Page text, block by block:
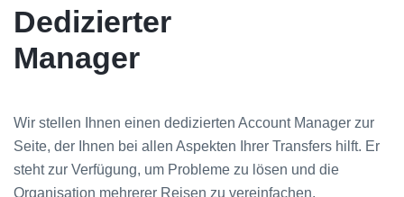
Dedizierter
Manager
Wir stellen Ihnen einen dedizierten Account Manager zur
Seite, der Ihnen bei allen Aspekten Ihrer Transfers hilft. Er
steht zur Verfügung, um Probleme zu lösen und die
Organisation mehrerer Reisen zu vereinfachen.